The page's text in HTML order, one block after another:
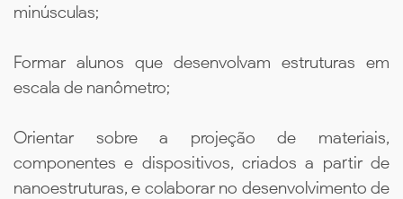
minúsculas;
Formar alunos que desenvolvam estruturas em
escala de nanômetro;
Orientar sobre a projeção de materiais,
componentes e dispositivos, criados a partir de
nanoestruturas, e colaborar no desenvolvimento de